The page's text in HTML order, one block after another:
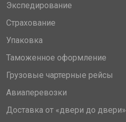
Экспедирование
Страхование
Упаковка
Таможенное оформление
Грузовые чартерные рейсы
Авиаперевозки
Доставка от «двери до двери»